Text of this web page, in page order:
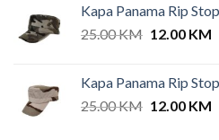
Kapa Panama Rip
25.00KM Original
25.00 KM.
12.00 KM
Kapa Panama Rip
25.00KM Original
12.00 KM